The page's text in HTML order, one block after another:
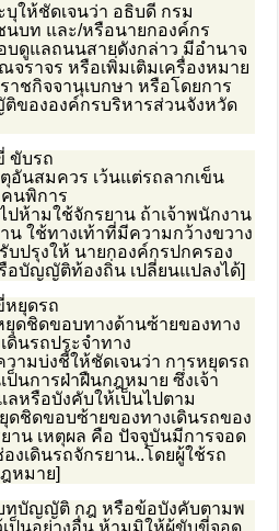
ให้ชัดเจนว่า อธิบดี กรม
นบท และ/หรือนายกองค์กร
ดูแลถนนสายดังกล่าว มีอำนาจ
ราจร หรือเพิ่มเติมเครื่องหมาย
าชกิจจานุเบกษา หรือโดยการ
ององค์กรบริหารส่วนจังหวัด
ขับรถ
อันสมควร เว้นแต่รถลากเข็น
นพิการ
ปห้ามใช้จักรยาน ถ้าเจ้าพนักงาน
น ใช้ทางเท้าที่มีความกว้างขวาง
บปรุงให้ นายกองค์กรปกครอง
บัญญัติท้องถิ่น เปลี่ยนแปลงได้]
ยุดรถ
ยุดชิดขอบทางด้านซ้ายของทาง
ดินรถประจำทาง
ามบ่งชี้ให้ชัดเจนว่า การหยุดรถ
ป็นการฝ่าฝืนกฎหมาย ซึ่งเจ้า
หรือบังคับให้เป็นไปตาม
ชิดขอบซ้ายของทางเดินรถของ
าน เหตุผล คือ ปัจจุบันมีการจอด
งเดินรถจักรยาน..โดยผู้ใช้รถ
หมาย]
ทบัญญัติ กฎ หรือข้อบังคับตามพ
ป็นอย่างอื่น ห้ามมิให้ผู้ขับขี่จอด